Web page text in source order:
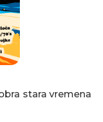
stara vremena